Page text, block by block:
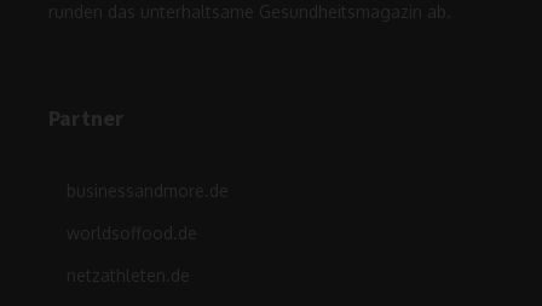
runden das unterhaltsame Gesundheitsmagazin ab.
Partner
businessandmore.de
worldsoffood.de
netzathleten.de